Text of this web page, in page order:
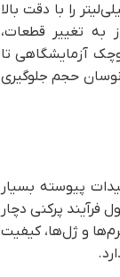
قابل تنظیم دستگاه، امکان پر کردن حجم‌های مختلف از ۳۰ تا ۵۰۰ میلی‌لیتر را با دقت بالا
به تغییر قطعات،
آزمایشگاهی تا
حجم جلوگیری
۳۰ لیتر دارد که برای تولیدات پیوسته بسیار
پرکنی دچار
و ژل‌ها، کیفیت